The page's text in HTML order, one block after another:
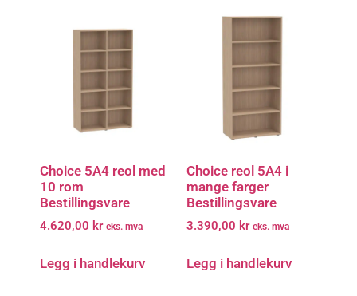
Choice 5A4 reol med
10 rom
Bestillingsvare
4.620,00 kr eks. mva
Legg i handlekurv
Choice reol 5A4 i
mange farger
Bestillingsvare
3.390,00 kr eks. mva
Legg i handlekurv